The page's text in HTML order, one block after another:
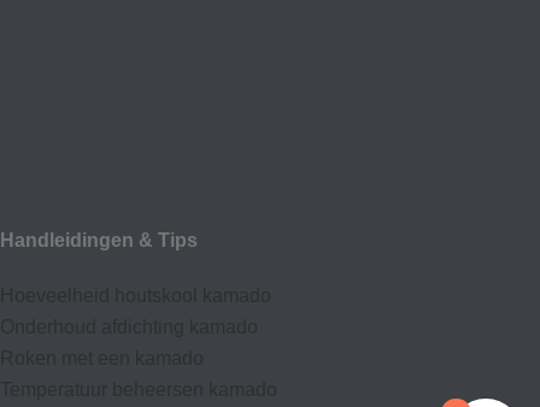
Handleidingen & Tips
Hoeveelheid houtskool kamado
Onderhoud afdic
hting kamado
Roken met een kamado
Temperatuur beheersen kamado